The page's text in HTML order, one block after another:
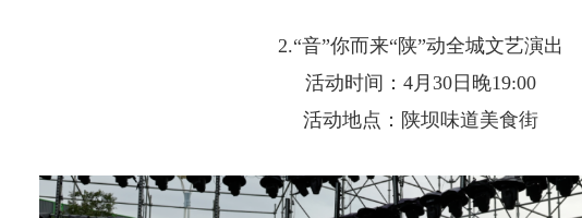
2.“音”你而来“陕”动全城文艺演出
活动时间：4月30日晚19:00
活动地点：陕坝味道美食街